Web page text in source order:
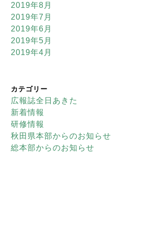
2019年8月
2019年7月
2019年6月
2019年5月
2019年4月
カテゴリー
広報誌全日あきた
新着情報
研修情報
秋田県本部からのお知らせ
総本部からのお知らせ